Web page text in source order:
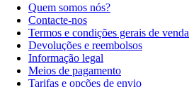
Quem somos nós?
Contacte-nos
Termos e condições gerais de venda
Devoluções e reembolsos
Informação legal
Meios de pagamento
Tarifas e opções de envio